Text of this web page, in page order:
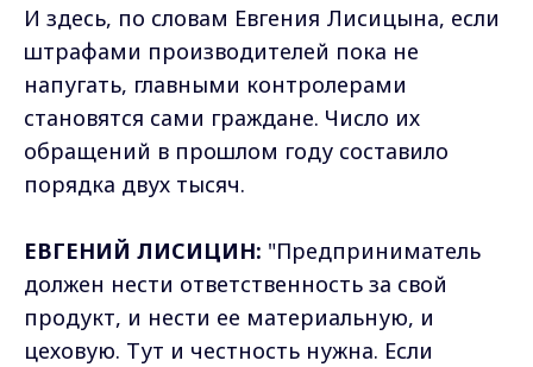
И здесь, по словам Евгения Лисицына, если
штрафами производителей пока не
напугать, главными контролерами
становятся сами граждане. Число их
обращений в прошлом году составило
порядка двух тысяч.
ЕВГЕНИЙ ЛИСИЦИН: "Предприниматель
должен нести ответственность за свой
продукт, и нести ее материальную, и
цеховую. Тут и честность нужна. Если